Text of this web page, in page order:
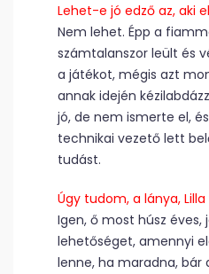
Lehet-e jó edző az, aki
Nem lehet. Épp a
számtalanszor leült és
a játékot, mégis azt
annak idején
jó, de nem ismerte el,
technikai vezető lett
tudást.
Úgy tudom, a lánya,
Igen, ő most húsz
lehetőséget, amennyi
lenne, ha maradna, bár